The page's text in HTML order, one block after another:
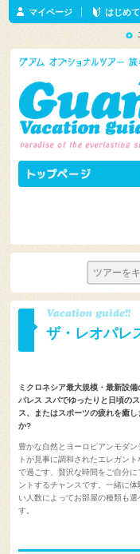
マイページ はじめ
ザ・レオパレ
ミクロネシア最大規模・最新設備
パレス スパでゆったりと日頃の
ス、またはスポーツの疲れを癒し
か?
豊かな自然とヨーロピアンモダン
トが見事に調和されたエレガント
で過ごす、贅沢な時間をご自分に
ントするチャンスです。一緒に体
い人数によってお部屋の種類も選
す。